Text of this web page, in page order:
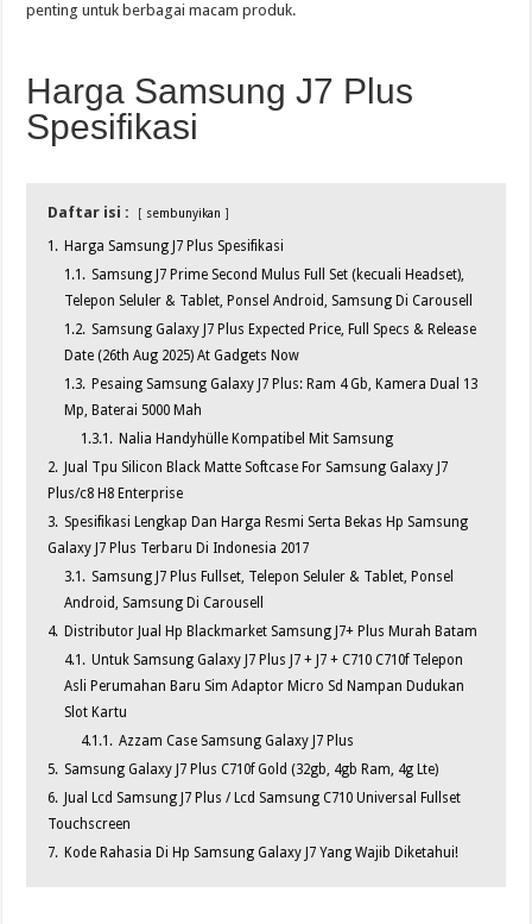
penting untuk berbagai macam produk.
Harga Samsung J7 Plus
Spesifikasi
Daftar isi : sembunyikan
1. Harga Samsung J7 Plus Spesifikasi
1.1. Samsung J7 Prime Second Mulus Full Set (kecuali Headset),
Telepon Seluler & Tablet, Ponsel Android, Samsung Di Carousell
1.2. Samsung Galaxy J7 Plus Expected Price, Full Specs & Release
Date (26th Aug 2025) At Gadgets Now
1.3. Pesaing Samsung Galaxy J7 Plus: Ram 4 Gb, Kamera Dual 13
Mp, Baterai 5000 Mah
1.3.1. Nalia Handyhülle Kompatibel Mit Samsung
2. Jual Tpu Silicon Black Matte Softcase For Samsung Galaxy J7
Plus/c8 H8 Enterprise
3. Spesifikasi Lengkap Dan Harga Resmi Serta Bekas Hp Samsung
Galaxy J7 Plus Terbaru Di Indonesia 2017
3.1. Samsung J7 Plus Fullset, Telepon Seluler & Tablet, Ponsel
Android, Samsung Di Carousell
4. Distributor Jual Hp Blackmarket Samsung J7+ Plus Murah Batam
4.1. Untuk Samsung Galaxy J7 Plus J7 + J7 + C710 C710f Telepon
Asli Perumahan Baru Sim Adaptor Micro Sd Nampan Dudukan
Slot Kartu
4.1.1. Azzam Case Samsung Galaxy J7 Plus
5. Samsung Galaxy J7 Plus C710f Gold (32gb, 4gb Ram, 4g Lte)
6. Jual Lcd Samsung J7 Plus / Lcd Samsung C710 Universal Fullset
Touchscreen
7. Kode Rahasia Di Hp Samsung Galaxy J7 Yang Wajib Diketahui!